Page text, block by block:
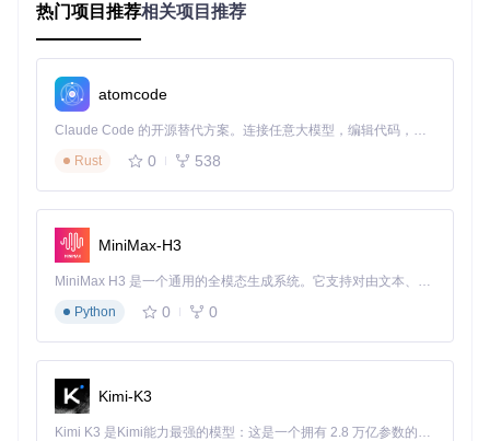
音频系统深度解析：理解Winlator的声音引擎
Winlator采用分层架构实现Windows应用与Android音频系统的
桥接，理解各组件的工作原理是解决复杂问题的基础。
ALSA服务器：android_alsa/module_pcm_android_aser
ver.c
实现底层音频数据传输，通过Unix套接字与Android
音频系统通信
脉冲音频组件：app/src/main/java/com/winlator/xenviron
ment/components/PulseAudioComponent.java
Wine音频桥接：通过wine_utils.c实现Windows音频API到
配置管理系统
数，核心逻辑位于
数据流向分析
热门项目推荐相关项目推荐
atomcode
Claude Code 的开源替代方案。连接任意大模型，编辑代码，运行命令，自动验证 — 全自动执行。用 Rust 构建，极致性能。 ｜ An open-source alternative to Claude Code. Connect any LLM, edit code, run commands, and verify changes — autonomously. Built in Rust for speed. Get Started
Rust
0 538
MiniMax-H3
MiniMax H3 是一个通用的全模态生成系统。它支持对由文本、图像、视频和音频组成的多模态上下文进行统一理解，并能生成分辨率高达 2K、时长可达 15 秒的带原生立体声音频的视频。得益于面向任务泛化的系统设计，H3 在预训练阶段就已具备广泛的多模态上下文理解与生成能力，能够出色地执行复杂的多模态指令。
Python
0 0
Kimi-K3
Kimi K3 是Kimi能力最强的模型：这是一个拥有 2.8 万亿参数的混合专家（MoE）模型，具备原生视觉理解能力，并支持 100 万 token 的上下文窗口。